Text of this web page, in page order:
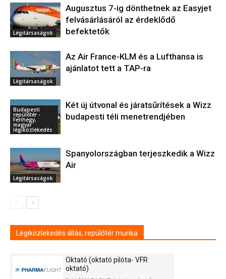
Légitársaságok
Augusztus 7-ig dönthetnek az Easyjet
felvásárlásáról az érdeklődő
befektetők
Légitársaságok
Az Air France-KLM és a Lufthansa is
ajánlatot tett a TAP-ra
Budapesti
repülőtér -
Ferihegy,
magyar
légiközlekedés
Két új útvonal és járatsűrítések a Wizz
budapesti téli menetrendjében
Légitársaságok
Spanyolországban terjeszkedik a Wizz
Air
Légiközlekedés állás, repülőtér munka
Oktató (oktató pilóta- VFR
oktató)